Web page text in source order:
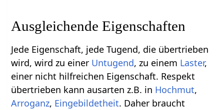
Ausgleichende Eigenschaften
Jede Eigenschaft, jede Tugend, die übertrieben
wird, wird zu einer Untugend, zu einem Laster,
einer nicht hilfreichen Eigenschaft. Respekt
übertrieben kann ausarten z.B. in Hochmut,
Arroganz, Eingebildetheit. Daher braucht